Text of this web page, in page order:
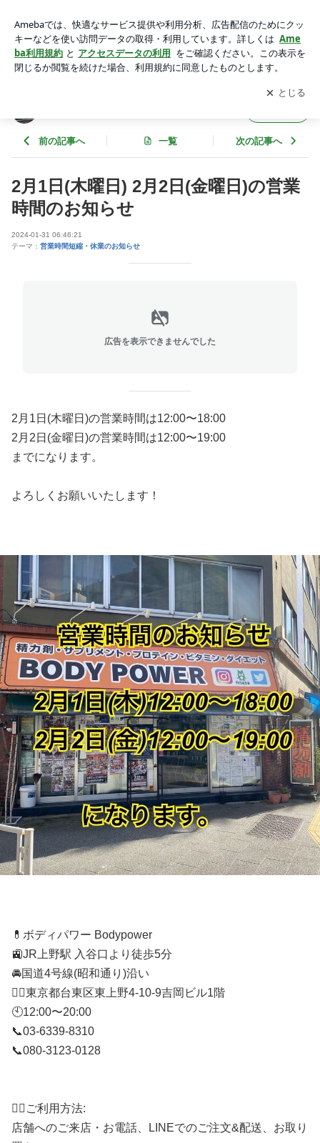
ツサプリのボディパワーブログ
アプリをダウンロードして ブログの更新通知
を受け取りまし
ょう。
開く
前の記事へ 一覧 次の記事へ
2月1日(木曜日) 2月2日(金曜日)の営業
時間のお知らせ
2024-01-31 06:46:21
テーマ： 営業時間短縮・休業のお知らせ
広告を表示できませんでした
2月1日(木曜日)の営業時間は12:00〜18:00
2月2日(金曜日)の営業時間は12:00〜19:00
までになります。
よろしくお願いいたします！
💊ボディパワー Bodypower
🚉JR上野駅 入谷口より徒歩5分
🚘国道4号線(昭和通り)沿い
🚶‍♂️東京都台東区東上野4-10-9吉岡ビル1階
🕙12:00〜20:00
📞03-6339-8310
📞080-3123-0128
🙋‍♂️ご利用方法:
店舗へのご来店・お電話、LINEでのご注文&配送、お取り